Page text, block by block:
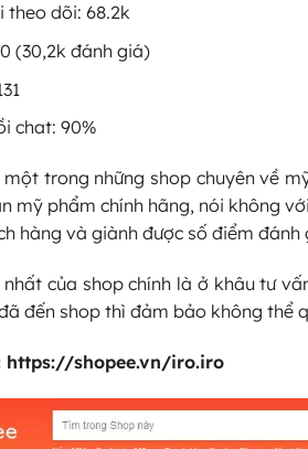
theo dõi: 68.2k
(30,2k đánh giá)
chat: 90%
trong những shop chuyên về
mỹ phẩm chính hãng, nói không
hàng và giành được số điểm
của shop chính là ở khâu tư
đến shop thì đảm bảo không thể
https://shopee.vn/iro.iro